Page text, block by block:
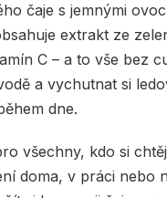
čaje s jemnými
extrakt ze
C – a to vše bez
a vychutnat si
dne.
všechny, kdo si
doma, v práci nebo